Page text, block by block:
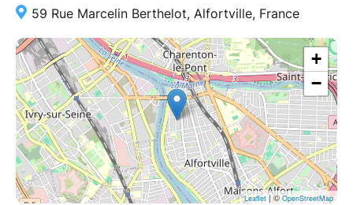
59 Rue Marcelin Berthelot, Alfortville, France
+
−
Leaflet| ©OpenStreetMap